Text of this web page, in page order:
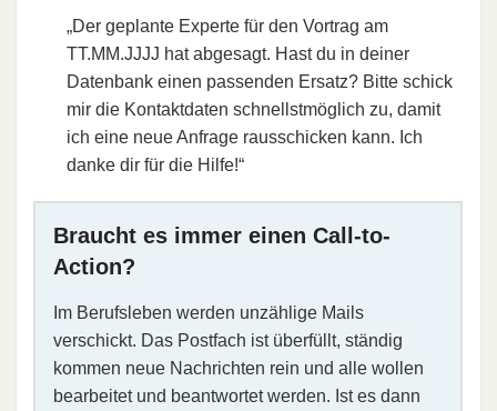
„Der geplante Experte für den Vortrag am
TT.MM.JJJJ hat abgesagt. Hast du in deiner
Datenbank einen passenden Ersatz? Bitte schick
mir die Kontaktdaten schnellstmöglich zu, damit
ich eine neue Anfrage rausschicken kann. Ich
danke dir für die Hilfe!“
Braucht es immer einen Call-to-
Action?
Im Berufsleben werden unzählige Mails
verschickt. Das Postfach ist überfüllt, ständig
kommen neue Nachrichten rein und alle wollen
bearbeitet und beantwortet werden. Ist es dann